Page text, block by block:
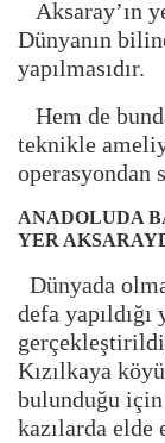
Aksaray’ın
Dünyanın
yapılmasıdır.
Hem de
teknikle
operasyondan
ANADOLUDA
YER
Dünyada
defa
Kızılkaya
bulunduğu için
kazılarda elde